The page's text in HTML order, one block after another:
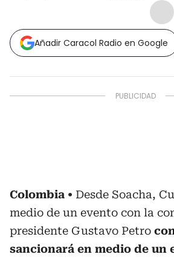
Añadir Caracol Radio en Google
Colombia
Desde Soacha,
medio de un evento con la
presidente Gustavo Petro
sancionará en medio de un